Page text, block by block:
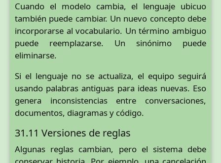
Cuando el modelo cambia, el lenguaje ubicuo
también puede cambiar. Un nuevo concepto debe
incorporarse al vocabulario. Un término ambiguo
puede reemplazarse. Un sinónimo puede
eliminarse.
Si el lenguaje no se actualiza, el equipo seguirá
usando palabras antiguas para ideas nuevas. Eso
genera inconsistencias entre conversaciones,
documentos, diagramas y código.
31.11 Versiones de reglas
Algunas reglas cambian, pero el sistema debe